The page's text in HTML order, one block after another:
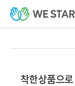
착한상품으